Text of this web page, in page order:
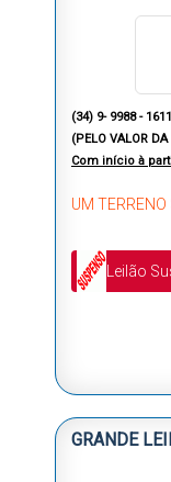
(34) 9- 9988 - 1611
(PELO VALOR
Com início à
UM
Leilão
GRANDE